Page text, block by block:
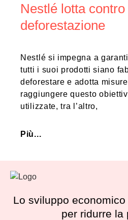
Nestlé lotta contro
deforestazione
Nestlé si impegna a
tutti i suoi prodotti siano
deforestare e adotta
raggiungere questo
utilizzate, tra l’altro,
Più...
Lo sviluppo
per ridurre la